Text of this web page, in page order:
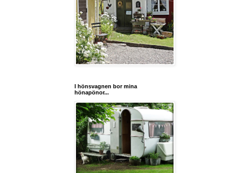
I hönsvagnen bor mina
hönapönor...